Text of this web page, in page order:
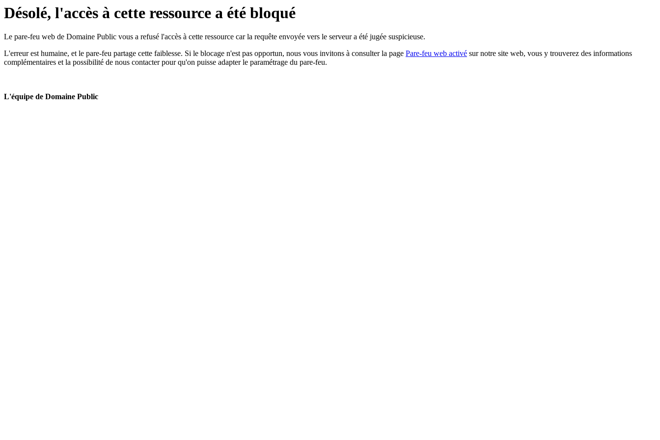
Désolé, l'accès à cette ressource a été bloqué
Le pare-feu web de Domaine Public vous a refusé l'accès à cette ressource car la requête envoyée vers le serveur a été jugée suspicieuse.
L'erreur est humaine, et le pare-feu partage cette faiblesse. Si le blocage n'est pas opportun, nous vous invitons à consulter la page Pare-feu web activé sur notre site web, vous y trouverez des informations
complémentaires et la possibilité de nous contacter pour qu'on puisse adapter le paramétrage du pare-feu.
L'équipe de Domaine Public